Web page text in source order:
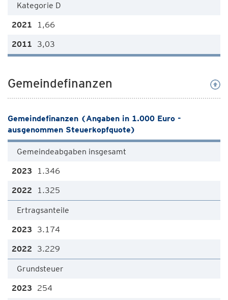
Kategorie D
1,66
3,03
Gemeindefinanzen
Gemeindefinanzen (Angaben in 1.000 Euro -
ausgenommen Steuerkopfquote)
Gemeindeabgaben insgesamt
1.346
1.325
Ertragsanteile
3.174
3.229
Grundsteuer
254